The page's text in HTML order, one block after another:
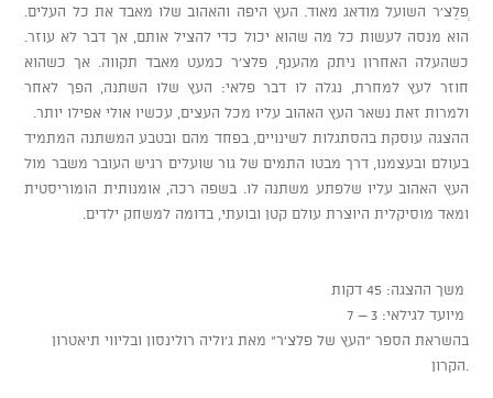
ְפלֵצ'ר השועל מודאג מאוד. העץ היפה והאהוב שלו מאבד את כל העלים.
הוא מנסה לעשות כל מה שהוא יכול כדי להציל אותם, אך דבר לא עוזר.
כשהעלה האחרון ניתק מהענף, פלצ'ר כמעט מאבד תקווה. אך כשהוא
חוזר לעץ למחרת, נגלה לו דבר פלאי: העץ שלו השתנה, הפך לאחר
ולמרות זאת נשאר העץ האהוב עליו מכל העצים, עכשיו אולי אפילו יותר.
ההצגה עוסקת בהסתגלות לשינויים, בפחד מהם ובטבע המשתנה המתמיד
בעולם ובעצמנו, דרך מבטו התמים של גור שועלים רגיש העובר משבר מול
העץ האהוב עליו שלפתע משתנה לו. בשפה רכה, אומנותית הומוריסטית
ומאד מוסיקלית היוצרת עולם קטן ובועתי, בדומה למשחק ילדים.
בהשראת הספר "העץ של פלצ'ר" מאת ג'וליה רולינסון ובליווי תיאטרון